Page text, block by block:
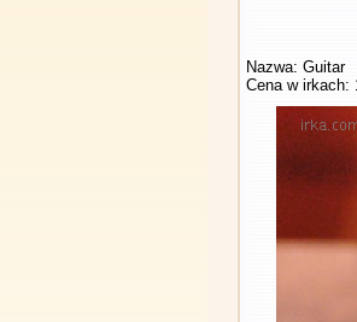
Nazwa: Guitar
Cena w irkach: